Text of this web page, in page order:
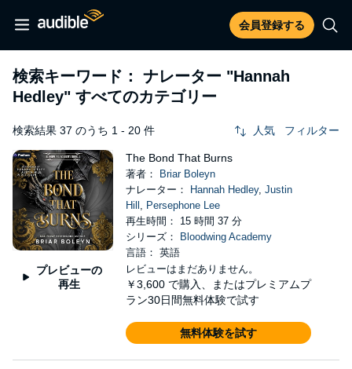
会員登録する
検索キーワード： ナレーター "Hannah
Hedley" すべてのカテゴリー
検索結果 37 のうち 1 - 20 件 人気 フィルター
プレビューの
再生
The Bond That Burns
著者：
Briar Boleyn
ナレーター：
Hannah Hedley, Justin
Hill , Persephone Lee
再生時間： 15 時間 37 分
シリーズ：
Bloodwing Academy
言語： 英語
レビューはまだありません。
￥3,600 で購入、またはプレミアムプ
ラン30日間無料体験で試す
無料体験を試す